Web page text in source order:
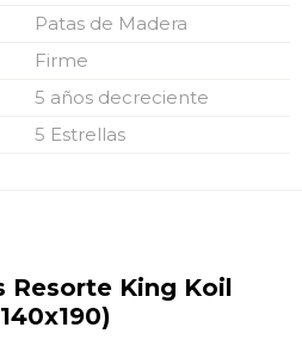
Patas de Madera
Firme
5 años decreciente
5 Estrellas
Resorte King Koil